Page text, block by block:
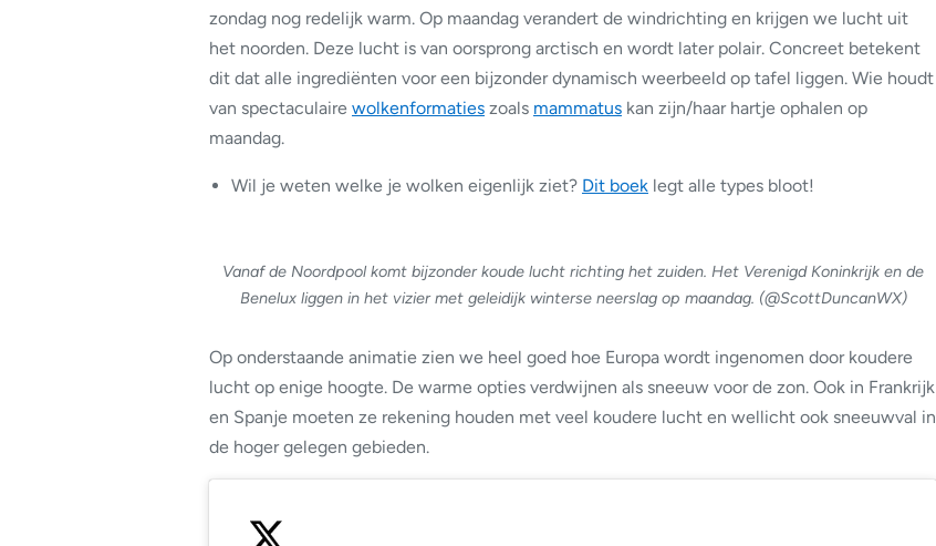
zondag nog redelijk warm. Op maandag verandert de windrichting en krijgen we lucht uit
het noorden. Deze lucht is van oorsprong arctisch en wordt later polair. Concreet betekent
dit dat alle ingrediënten voor een bijzonder dynamisch weerbeeld op tafel liggen. Wie houdt
van spectaculaire wolkenformaties zoals mammatus kan zijn/haar hartje ophalen op
maandag.
Wil je weten welke je wolken eigenlijk ziet? Dit boek legt alle types bloot!
Vanaf de Noordpool komt bijzonder koude lucht richting het zuiden. Het Verenigd Koninkrijk en de
Benelux liggen in het vizier met geleidijk winterse neerslag op maandag. (@ScottDuncanWX)
Op onderstaande animatie zien we heel goed hoe Europa wordt ingenomen door koudere
lucht op enige hoogte. De warme opties verdwijnen als sneeuw voor de zon. Ook in Frankrijk
en Spanje moeten ze rekening houden met veel koudere lucht en wellicht ook sneeuwval in
de hoger gelegen gebieden.